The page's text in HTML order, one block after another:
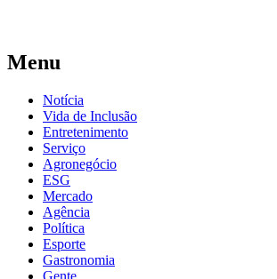
Menu
Notícia
Vida de Inclusão
Entretenimento
Serviço
Agronegócio
ESG
Mercado
Agência
Política
Esporte
Gastronomia